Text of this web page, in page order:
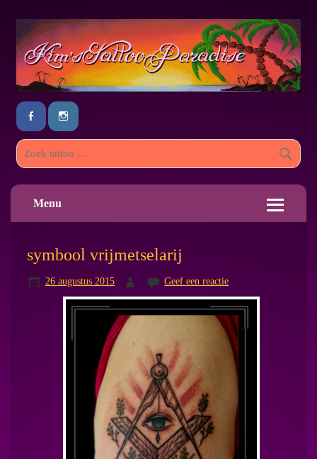
Menu
symbool vrijmetselarij
26 augustus 2015 Geef een reactie